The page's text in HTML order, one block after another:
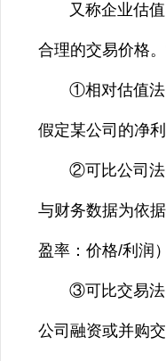
又称企业估值
合理的交易价格
①相对估值法。
假定某公司的净
②可比公司法。
与财务数据为依
盈率：价格/利润
③可比交易法。
公司融资或并购